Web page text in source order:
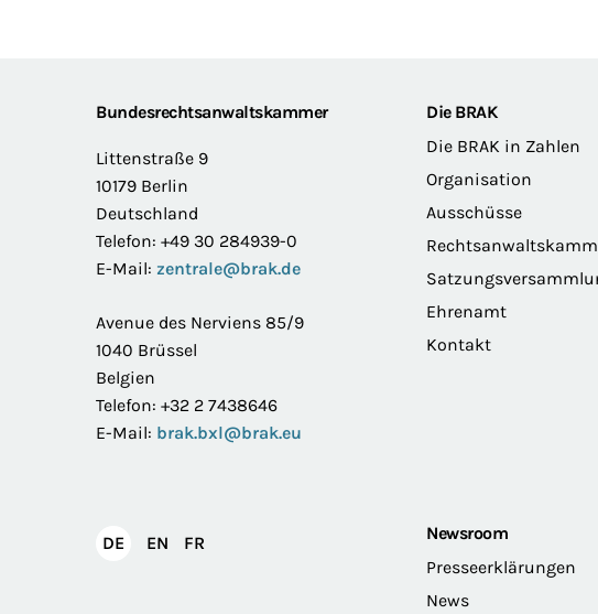
FooterBundesrechtsanwaltskammer
Littenstraße 9
10179 Berlin
Deutschland
Telefon: +49 30 284939-0
E-Mail: zentrale@brak.de
Avenue des Nerviens 85/9
1040 Brüssel
Belgien
Telefon: +32 2 7438646
E-Mail: brak.bxl@brak.eu
Die BRAK
Die BRAK in Zahlen
Organisation
Ausschüsse
Ehrenamt
Kontakt
DEDeutsch
EN English
FR
Newsroom
Presseerklärungen
News